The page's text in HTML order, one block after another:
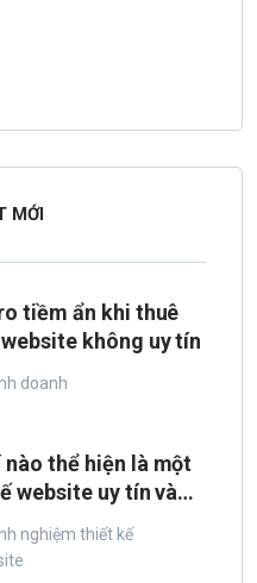
MỚI
tiềm ẩn khi thuê
không uy tín
doanh
thể hiện là một
website uy tín và
nghiệm thiết kế